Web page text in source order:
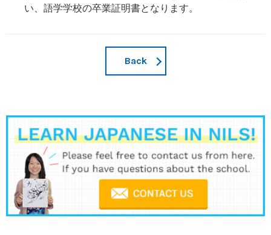
い、語学学校の卒業証明書となります。
Back